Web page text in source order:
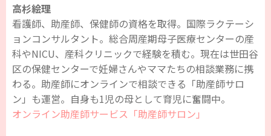
高杉絵理
看護師、助産師、保健師の資格を取得。国際ラクテーシ
ョンコンサルタント。総合周産期母子医療センターの産
科やNICU、産科クリニックで経験を積む。現在は世田谷
区の保健センターで妊婦さんやママたちの相談業務に携
わる。助産師にオンラインで相談できる「助産師サロ
ン」も運営。自身も1児の母として育児に奮闘中。
オンライン助産師サービス「助産師サロン」